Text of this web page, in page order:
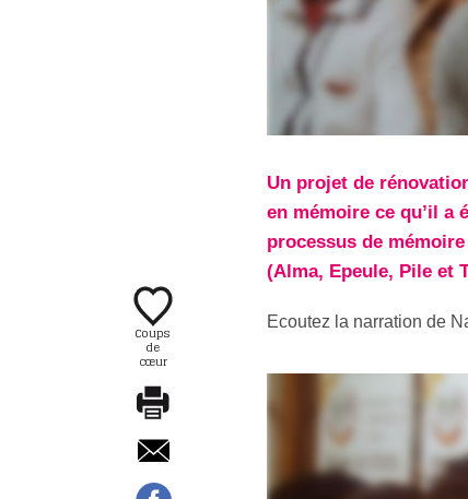
Coups
de
cœur
Un projet de
en mémoire ce qu’il a
processus de
(Alma, Epeule, Pile et
Ecoutez la narration de